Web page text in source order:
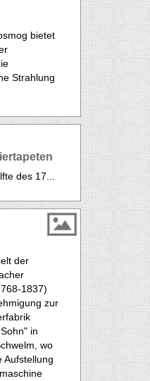
bietet
Strahlung
des 17...
der
1837)
zur
in
wo
Aufstellung